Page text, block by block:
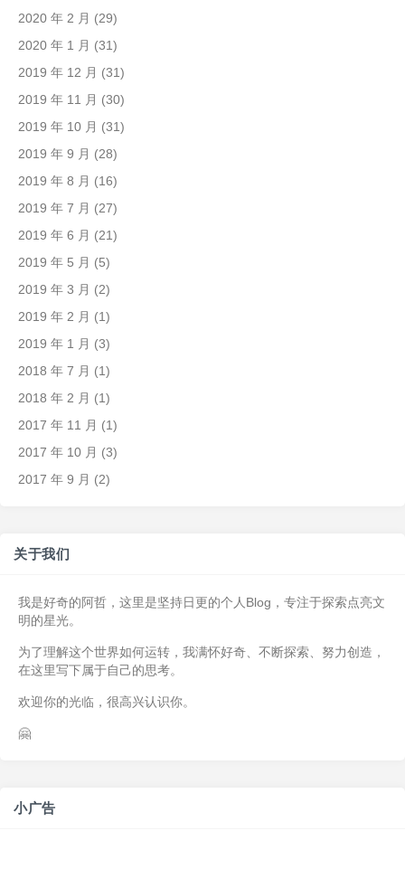
2020 年 2 月 (29)
2020 年 1 月 (31)
2019 年 12 月 (31)
2019 年 11 月 (30)
2019 年 10 月 (31)
2019 年 9 月 (28)
2019 年 8 月 (16)
2019 年 7 月 (27)
2019 年 6 月 (21)
2019 年 5 月 (5)
2019 年 3 月 (2)
2019 年 2 月 (1)
2019 年 1 月 (3)
2018 年 7 月 (1)
2018 年 2 月 (1)
2017 年 11 月 (1)
2017 年 10 月 (3)
2017 年 9 月 (2)
关于我们
我是好奇的阿哲，这里是坚持日更的个人Blog，专注于探索点亮文
明的星光。
为了理解这个世界如何运转，我满怀好奇、不断探索、努力创造，
在这里写下属于自己的思考。
欢迎你的光临，很高兴认识你。
🤗
小广告